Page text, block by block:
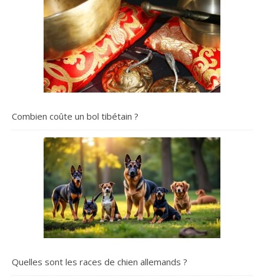
Combien coûte un bol tibétain ?
Quelles sont les races de chien allemands ?